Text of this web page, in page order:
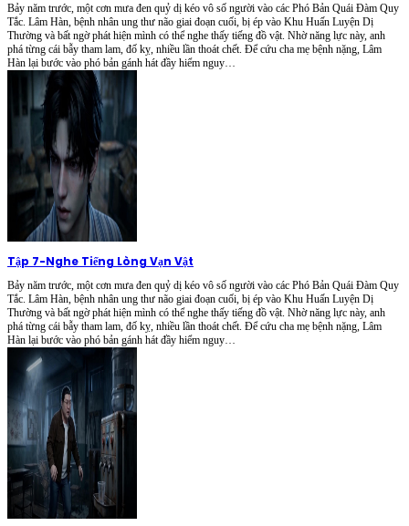
Bảy năm trước, một cơn mưa đen quỷ dị kéo vô số người vào các Phó Bản Quái Đàm Quy
Tắc. Lâm Hàn, bệnh nhân ung thư não giai đoạn cuối, bị ép vào Khu Huấn Luyện Dị
Thường và bất ngờ phát hiện mình có thể nghe thấy tiếng đồ vật. Nhờ năng lực này, anh
phá từng cái bẫy tham lam, đố kỵ, nhiều lần thoát chết. Để cứu cha mẹ bệnh nặng, Lâm
Hàn lại bước vào phó bản gánh hát đầy hiểm nguy…
Tập 7-Nghe Tiếng Lòng Vạn Vật
Bảy năm trước, một cơn mưa đen quỷ dị kéo vô số người vào các Phó Bản Quái Đàm Quy
Tắc. Lâm Hàn, bệnh nhân ung thư não giai đoạn cuối, bị ép vào Khu Huấn Luyện Dị
Thường và bất ngờ phát hiện mình có thể nghe thấy tiếng đồ vật. Nhờ năng lực này, anh
phá từng cái bẫy tham lam, đố kỵ, nhiều lần thoát chết. Để cứu cha mẹ bệnh nặng, Lâm
Hàn lại bước vào phó bản gánh hát đầy hiểm nguy…